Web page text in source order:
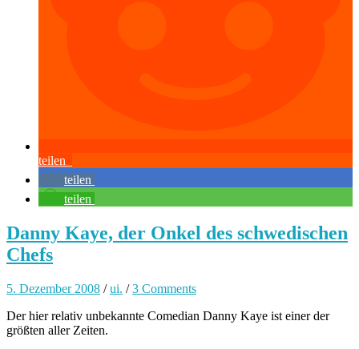
teilen
teilen
teilen
Danny Kaye, der Onkel des schwedischen
Chefs
5. Dezember 2008 /ui. /3 Comments
Der hier relativ unbekannte Comedian Danny Kaye ist einer der
größten aller Zeiten.